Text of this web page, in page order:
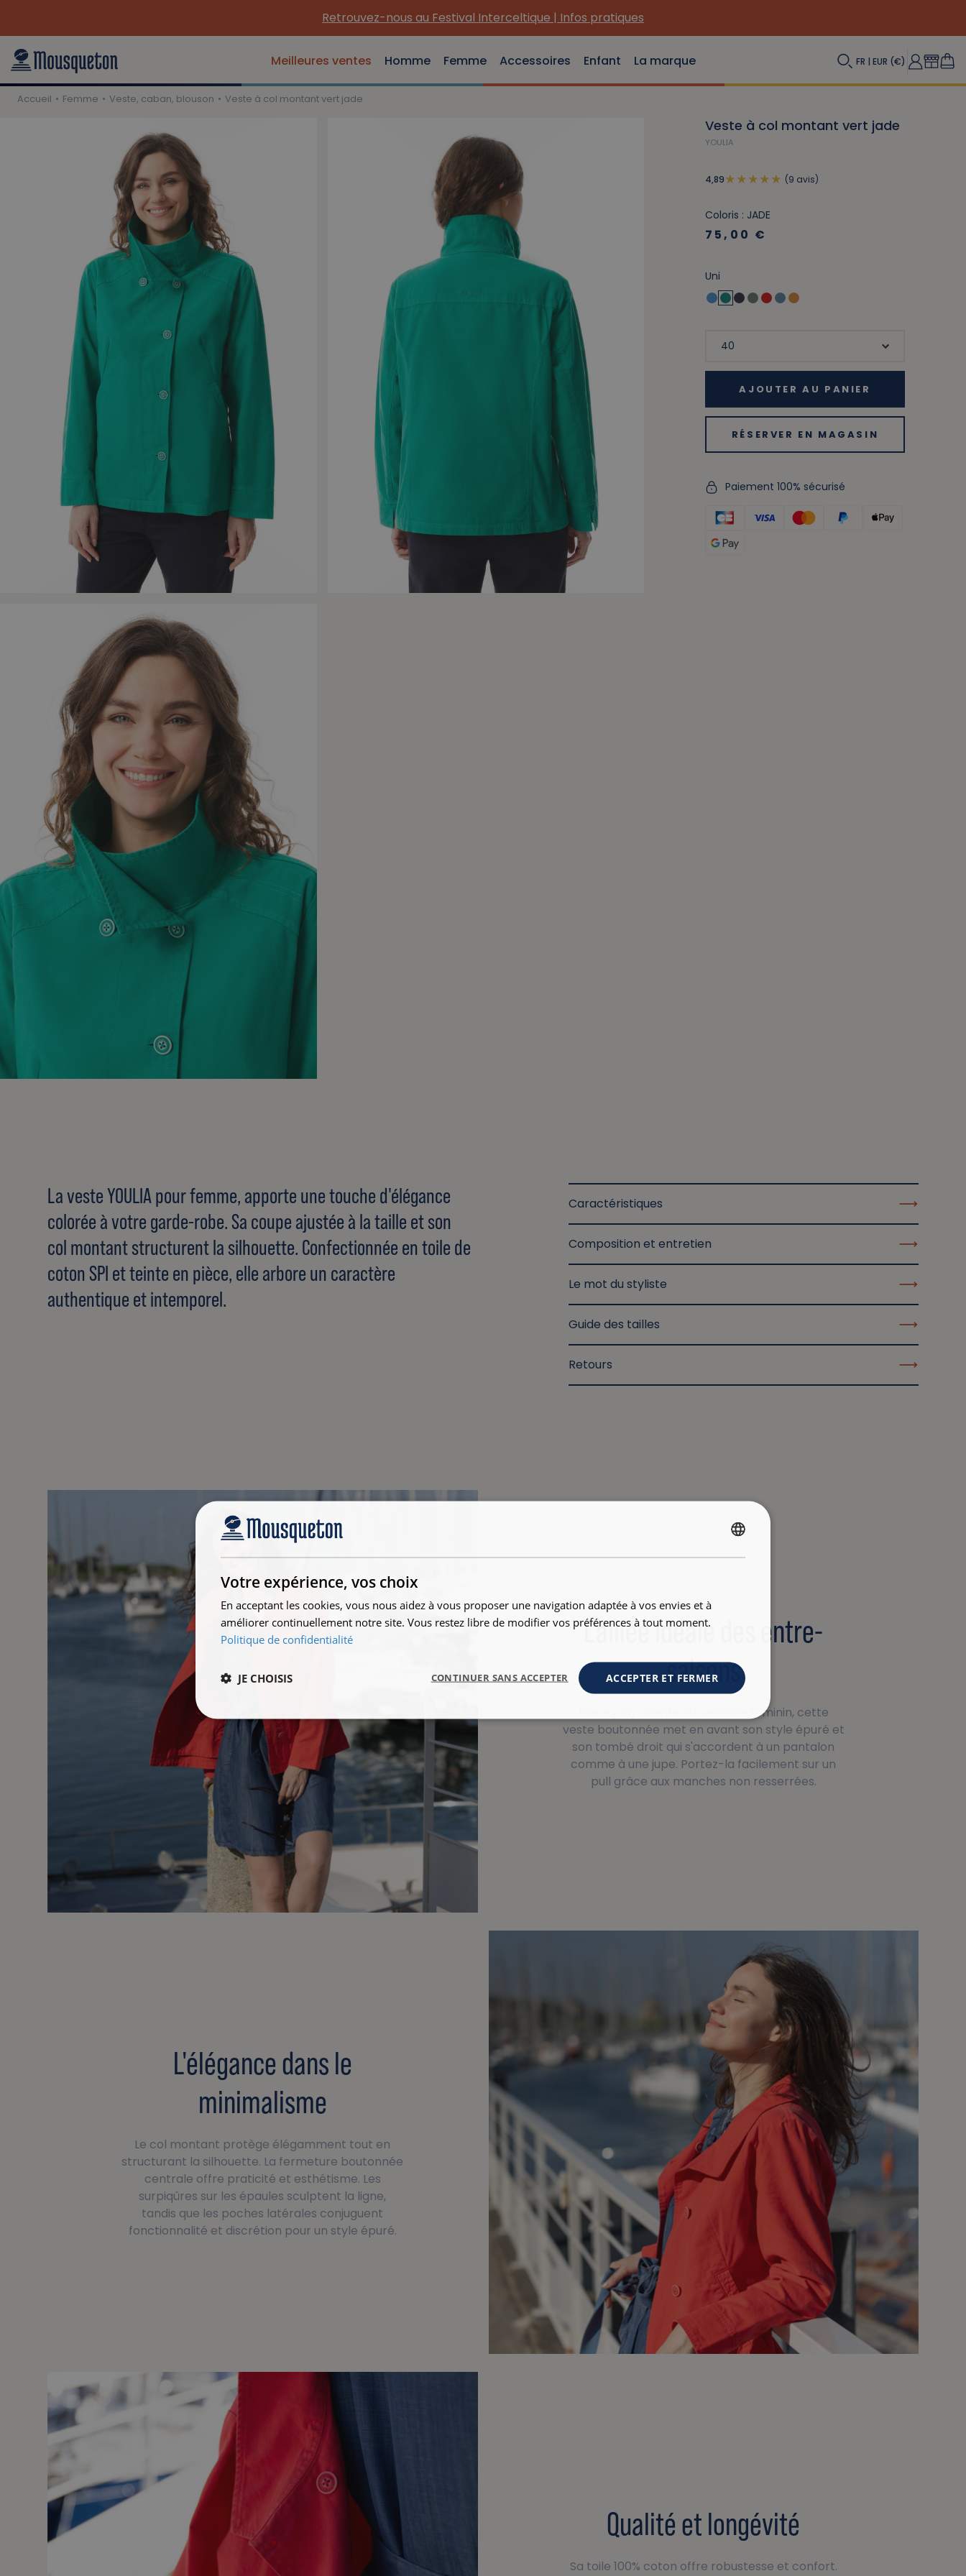
Retrouvez-nous au Festival Interceltique | Infos pratiques
Meilleures ventes Homme Femme Accessoires Enfant La marque FR | EUR (€)
Veste à col montant vert jade
YOULIA
4,89 (9 avis)
Coloris : JADE
75,00 €
Uni
AJOUTER AU PANIER
RÉSERVER EN MAGASIN
Paiement 100% sécurisé
Accueil Femme Veste, caban, blouson Veste à col montant vert jade
La veste YOULIA pour femme, apporte une touche d'élégance
colorée à votre garde-robe. Sa coupe ajustée à la taille et son
col montant structurent la silhouette. Confectionnée en toile de
coton SPI et teinte en pièce, elle arbore un caractère
authentique et intemporel.
Caractéristiques
Composition et entretien
Le mot du styliste
Guide des tailles
Retours
L'alliée idéale des entre-
saisons
Pièce polyvalente du vestiaire féminin, cette
veste boutonnée met en avant son style épuré et
son tombé droit qui s'accordent à un pantalon
comme à une jupe. Portez-la facilement sur un
pull grâce aux manches non resserrées.
L'élégance dans le
minimalisme
Le col montant protège élégamment tout en
structurant la silhouette. La fermeture boutonnée
centrale offre praticité et esthétisme. Les
surpiqûres sur les épaules sculptent la ligne,
tandis que les poches latérales conjuguent
fonctionnalité et discrétion pour un style épuré.
Qualité et longévité
Sa toile 100% coton offre robustesse et confort.
Votre expérience, vos choix
En acceptant les cookies, vous nous aidez à vous proposer une navigation adaptée à vos envies et à
améliorer continuellement notre site. Vous restez libre de modifier vos préférences à tout moment.
Politique de confidentialité
ACCEPTER ET FERMER
CONTINUER SANS ACCEPTER
JE CHOISIS